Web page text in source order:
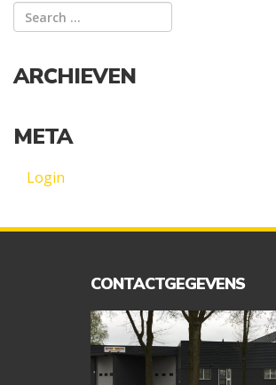
ARCHIEVEN
META
Login
CONTACTGEGEVENS